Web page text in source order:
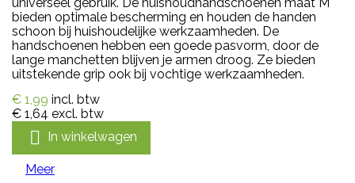
bieden optimale bescherming en houden de handen
schoon bij huishoudelijke werkzaamheden. De
handschoenen hebben een goede pasvorm, door de
lange manchetten blijven je armen droog. Ze bieden
uitstekende grip ook bij vochtige werkzaamheden.
€ 1,99 incl. btw
€ 1,64 excl. btw
 In winkelwagen
Meer